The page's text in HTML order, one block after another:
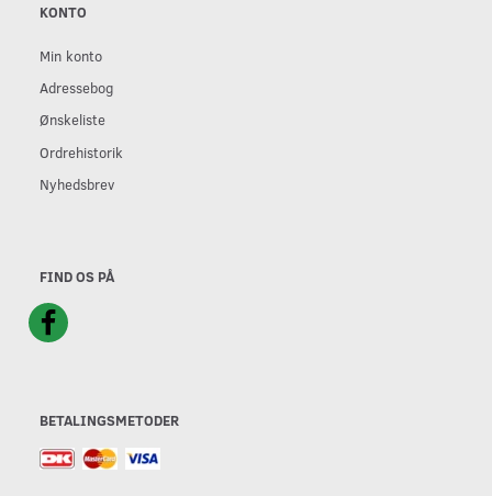
KONTO
Min konto
Adressebog
Ønskeliste
Ordrehistorik
Nyhedsbrev
FIND OS PÅ
BETALINGSMETODER